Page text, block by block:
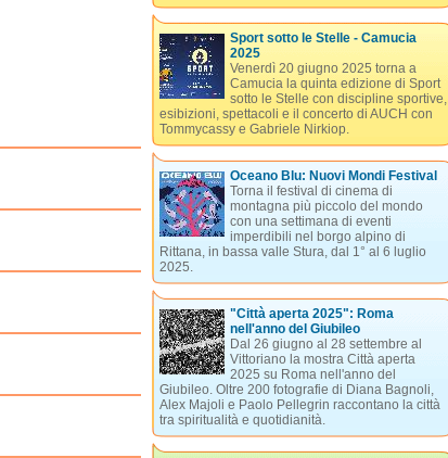
Sport sotto le Stelle - Camucia
2025
Venerdì 20 giugno 2025 torna a
Camucia la quinta edizione di Sport
sotto le Stelle con discipline sportive,
esibizioni, spettacoli e il concerto di AUCH con
Tommycassy e Gabriele Nirkiop.
Oceano Blu: Nuovi Mondi Festival
Torna il festival di cinema di
montagna più piccolo del mondo
con una settimana di eventi
imperdibili nel borgo alpino di
Rittana, in bassa valle Stura, dal 1° al 6 luglio
2025.
"Città aperta 2025": Roma
nell'anno del Giubileo
Dal 26 giugno al 28 settembre al
Vittoriano la mostra Città aperta
2025 su Roma nell'anno del
Giubileo. Oltre 200 fotografie di Diana Bagnoli,
Alex Majoli e Paolo Pellegrin raccontano la città
tra spiritualità e quotidianità.